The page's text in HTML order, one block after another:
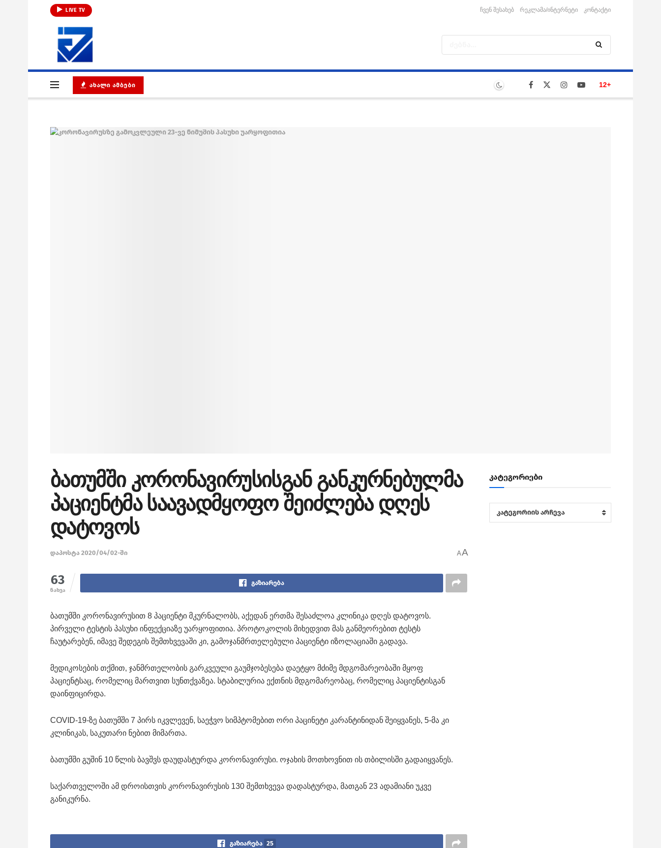
LIVE TV ჩვენ შესახებ რეკლამა/ინტერნეტი კონტაქტი
ᲐᲮᲐᲚᲘ ᲐᲛᲑᲔᲑᲘ 12+
ბათუმში კორონავირუსისგან განკურნებულმა
პაციენტმა საავადმყოფო შეიძლება დღეს
დატოვოს
დაპოსტა 2020/04/02-ში AA
63
ნახვა
გაზიარება
ბათუმში კორონავირუსით 8 პაციენტი მკურნალობს, აქედან ერთმა შესაძლოა კლინიკა დღეს დატოვოს.
პირველი ტესტის პასუხი ინფექციაზე უარყოფითია. პროტოკოლის მიხედვით მას განმეორებით ტესტს
ჩაუტარებენ, იმავე შედეგის შემთხვევაში კი, გამოჯანმრთელებული პაციენტი იზოლაციაში გადავა.
მედიკოსების თქმით, ჯანმრთელობის გარკვეული გაუმჯობესება დაეტყო მძიმე მდგომარეობაში მყოფ
პაციენტსაც, რომელიც მართვით სუნთქვაზეა. სტაბილურია ექთნის მდგომარეობაც, რომელიც პაციენტისგან
დაინფიცირდა.
COVID-19-ზე ბათუმში 7 პირს იკვლევენ, საეჭვო სიმპტომებით ორი პაცინეტი კარანტინიდან შეიყვანეს, 5-მა კი
კლინიკას, საკუთარი ნებით მიმართა.
ბათუმში გუშინ 10 წლის ბავშვს დაუდასტურდა კორონავირუსი. ოჯახის მოთხოვნით ის თბილისში გადაიყვანეს.
საქართველოში ამ დროისთვის კორონავირუსის 130 შემთხვევა დადასტურდა, მათგან 23 ადამიანი უკვე
განიკურნა.
გაზიარება 25
კატეგორიები
კატეგორიები
კატეგორიის არჩევა